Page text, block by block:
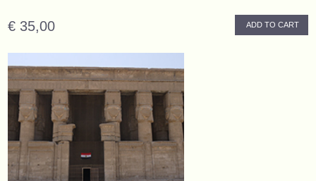
€ 35,00 ADD TO CART